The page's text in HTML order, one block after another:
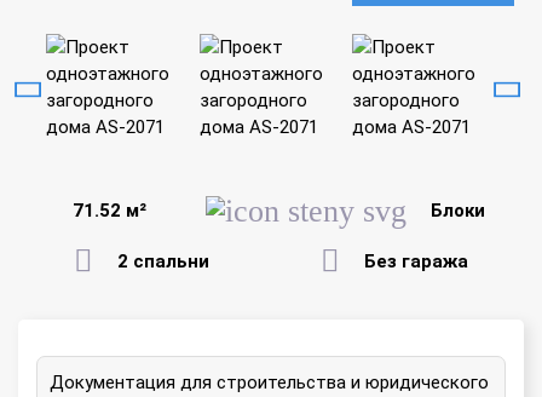
71.52 м² Блоки
2 спальни Без гаража
Документация для строительства и юридического